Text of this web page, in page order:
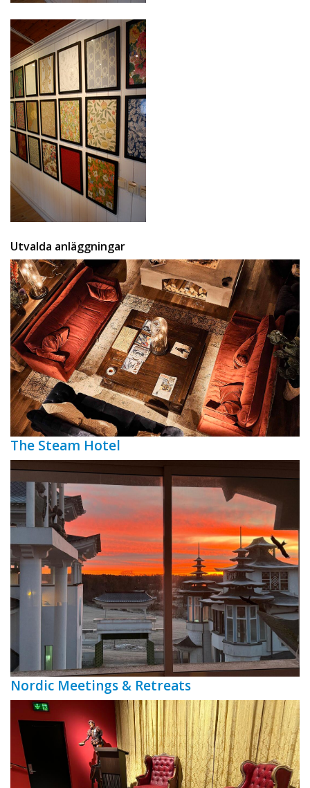
Utvalda anläggningar
The Steam Hotel
Nordic Meetings & Retreats